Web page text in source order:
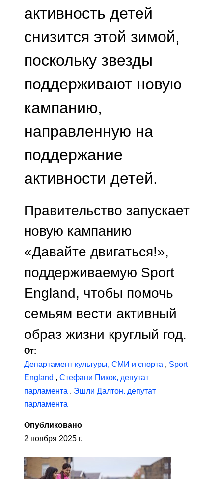
активность детей
снизится этой зимой,
поскольку звезды
поддерживают новую
кампанию,
направленную на
поддержание
активности детей.
Правительство запускает
новую кампанию
«Давайте двигаться!»,
поддерживаемую Sport
England, чтобы помочь
семьям вести активный
образ жизни круглый год.
От:
Департамент культуры, СМИ и спорта , Sport
England , Стефани Пикок, депутат
парламента , Эшли Далтон, депутат
парламента
Опубликовано
2 ноября 2025 г.